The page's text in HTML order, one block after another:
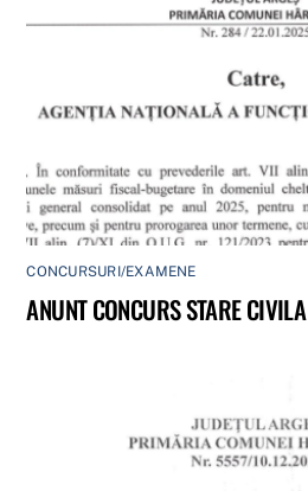
CONCURSURI/EXAMENE
ANUNT CONCURS STARE CIVILA